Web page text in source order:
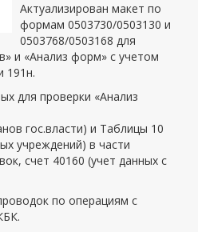
Актуализирован макет по
формам 0503730/0503130 и
0503768/0503168 для
и «Анализ форм» с учетом
191н.
для проверки «Анализ
гос.власти) и Таблицы 10
учреждений) в части
счет 40160 (учет данных с
по операциям с